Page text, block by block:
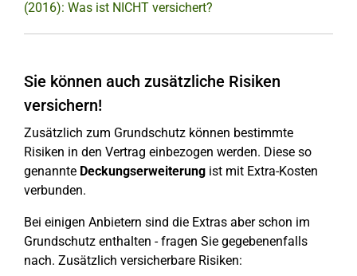
(2016): Was ist NICHT versichert?
Sie können auch zusätzliche Risiken
versichern!
Zusätzlich zum Grundschutz können bestimmte
Risiken in den Vertrag einbezogen werden. Diese so
genannte Deckungserweiterung ist mit Extra-Kosten
verbunden.
Bei einigen Anbietern sind die Extras aber schon im
Grundschutz enthalten - fragen Sie gegebenenfalls
nach. Zusätzlich versicherbare Risiken: